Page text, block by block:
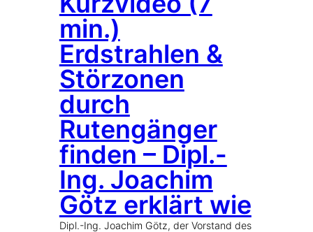
min.)
Erdstrahlen &
Störzonen
durch
Rutengänger
finden – Dipl.-
Ing. Joachim
Götz erklärt wie
Dipl.-Ing. Joachim Götz, der Vorstand des